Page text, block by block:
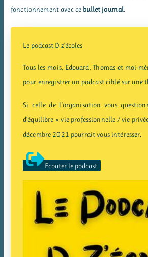
fonctionnement avec ce bullet journal
Le podcast D z’écoles
Tous les mois, Edouard, Thomas et moi-
pour enregistrer un podcast ciblé sur une
Si celle de l’organisation vous
d’équilibre « vie professionnelle / vie
décembre 2021 pourrait vous intéresser.
Ecouter le podcast